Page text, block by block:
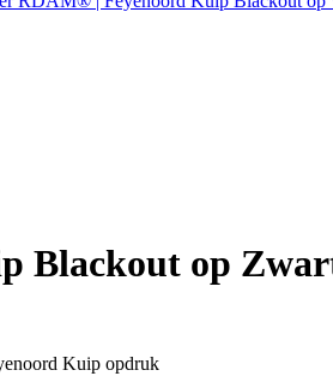
Blackout op
Kuip opdruk